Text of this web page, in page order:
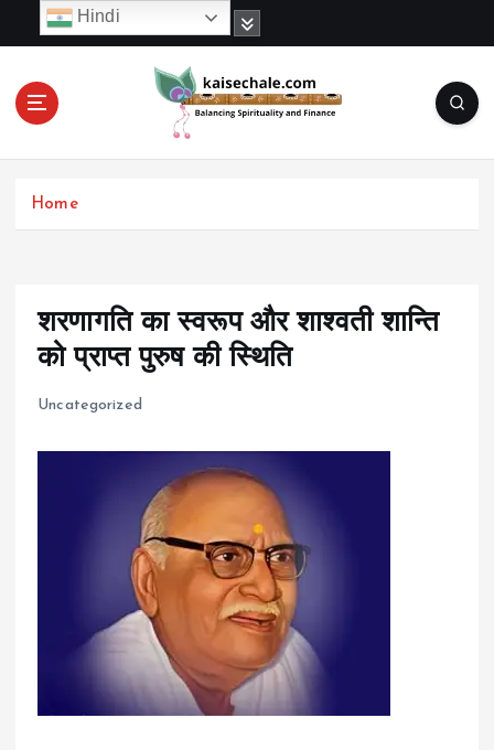
c
Home
शरणागति का स्वरूप और शाश्वती शान्ति
को प्राप्त पुरुष की स्थिति
Uncategorized
Hindi